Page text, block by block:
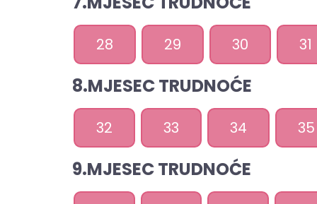
28 29 30 31
8.MJESEC TRUDNOĆE
32 33 34 35
9.MJESEC TRUDNOĆE